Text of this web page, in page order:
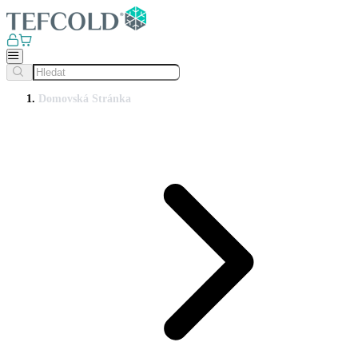
Domovská Stránka